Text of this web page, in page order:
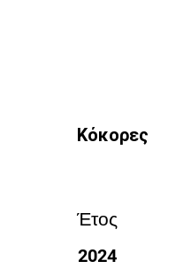
Κόκορες
Έτος
2024